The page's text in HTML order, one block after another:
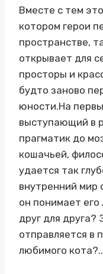
Вместе с тем
котором герои
пространстве,
открывает для
просторы и
будто заново
юности.На
выступающий в
прагматик до
кошачьей,
удается так
внутренний мир
он понимает
друг для друга?
отправляется в
любимого